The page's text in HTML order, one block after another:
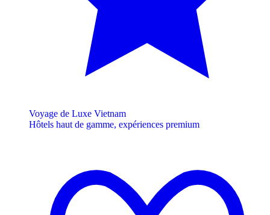
Voyage de Luxe Vietnam
Hôtels haut de gamme, expériences premium